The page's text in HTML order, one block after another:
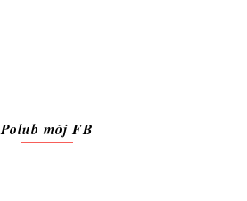
Polub mój FB